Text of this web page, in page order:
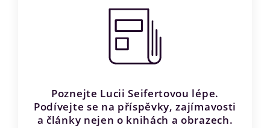
Poznejte Lucii Seifertovou lépe.
Podívejte se na příspěvky, zajímavosti
a články nejen o knihách a obrazech.